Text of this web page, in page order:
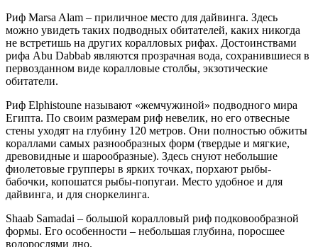
Риф Marsa Alam – приличное место для дайвинга. Здесь
можно увидеть таких подводных обитателей, каких никогда
не встретишь на других коралловых рифах. Достоинствами
рифа Abu Dabbab являются прозрачная вода, сохранившиеся в
первозданном виде коралловые столбы, экзотические
обитатели.
Риф Elphistoune называют «жемчужиной» подводного мира
Египта. По своим размерам риф невелик, но его отвесные
стены уходят на глубину 120 метров. Они полностью обжиты
кораллами самых разнообразных форм (твердые и мягкие,
древовидные и шарообразные). Здесь снуют небольшие
фиолетовые групперы в ярких точках, порхают рыбы-
бабочки, копошатся рыбы-попугаи. Место удобное и для
дайвинга, и для сноркелинга.
Shaab Samadai – большой коралловый риф подковообразной
формы. Его особенности – небольшая глубина, поросшее
водорослями дно.